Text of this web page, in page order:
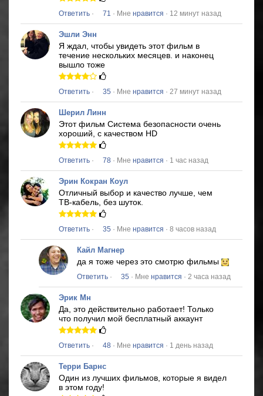
Ответить · 71 · Мне нравится · 12 минут назад
Эшли Энн
Я ждал, чтобы увидеть этот фильм в
течение нескольких месяцев. и наконец
вышло тоже
Ответить · 35 · Мне нравится · 27 минут назад
Шерил Линн
Этот фильм Система безопасности очень
хороший, с качеством HD
Ответить · 78 · Мне нравится · 1 час назад
Эрин Кокран Коул
Отличный выбор и качество лучше, чем
ТВ-кабель, без шуток.
Ответить · 35 · Мне нравится · 8 часов назад
Кайл Магнер
да я тоже через это смотрю фильмы
Ответить · 35 · Мне нравится · 2 часа назад
Эрик Мн
Да, это действительно работает! Только
что получил мой бесплатный аккаунт
Ответить · 48 · Мне нравится · 1 день назад
Терри Барнс
Один из лучших фильмов, которые я видел
в этом году!